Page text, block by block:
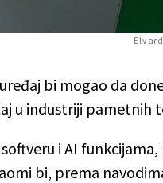
bi mogao da
u industriji pametnih
i AI
bi, prema